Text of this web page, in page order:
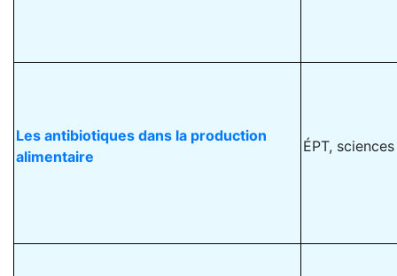
Les antibiotiques dans la production
alimentaire
ÉPT, sciences